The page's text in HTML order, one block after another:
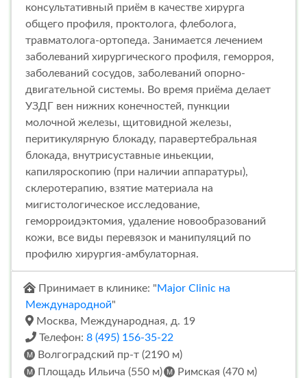
консультативный приём в качестве хирурга
общего профиля, проктолога, флеболога,
травматолога-ортопеда. Занимается лечением
заболеваний хирургического профиля, геморроя,
заболеваний сосудов, заболеваний опорно-
двигательной системы. Во время приёма делает
УЗДГ вен нижних конечностей, пункции
молочной железы, щитовидной железы,
перитикулярную блокаду, паравертебральная
блокада, внутрисуставные иньекции,
капиляроскопию (при наличии аппаратуры),
склеротерапию, взятие материала на
мигистологическое исследование,
геморроидэктомия, удаление новообразований
кожи, все виды перевязок и манипуляций по
профилю хирургия-амбулаторная.
Принимает в клинике: "Major Clinic на
Международной"
Москва, Международная, д. 19
Телефон: 8 (495) 156-35-22
Волгоградский пр-т (2190 м)
Площадь Ильича (550 м)
Римская (470 м)